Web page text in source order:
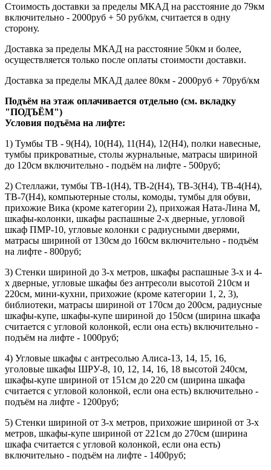
Стоимость доставки за пределы МКАД на расстояние до 79км
включительно - 2000руб + 50 руб/км, считается в одну
сторону.
Доставка за пределы МКАД на расстояние 50км и более,
осуществляется только после оплаты стоимости доставки.
Доставка за пределы МКАД далее 80км - 2000руб + 70руб/км
Подъём на этаж оплачивается отдельно (см. вкладку
"ПОДЪЁМ")
Условия подъёма на лифте:
1) Тумбы ТВ - 9(Н4), 10(Н4), 11(Н4), 12(Н4), полки навесные,
тумбы прикроватные, столы журнальные, матрасы шириной
до 120см включительно - подъём на лифте - 500руб;
2) Стеллажи, тумбы ТВ-1(Н4), ТВ-2(Н4), ТВ-3(Н4), ТВ-4(Н4),
ТВ-7(Н4), компьютерные столы, комоды, тумбы для обуви,
прихожие Вика (кроме категории 2), прихожая Ната-Лина М,
шкафы-колонки, шкафы распашные 2-х дверные, угловой
шкаф ПМР-10, угловые колонки с радиусными дверями,
матрасы шириной от 130см до 160см включительно - подъём
на лифте - 800руб;
3) Стенки шириной до 3-х метров, шкафы распашные 3-х и 4-
х дверные, угловые шкафы без антресоли высотой 210см и
220см, мини-кухни, прихожие (кроме категории 1, 2, 3),
библиотеки, матрасы шириной от 170см до 200см, радиусные
шкафы-купе, шкафы-купе шириной до 150см (ширина шкафа
считается с угловой колонкой, если она есть) включительно -
подъём на лифте - 1000руб;
4) Угловые шкафы с антресолью Алиса-13, 14, 15, 16,
уголовые шкафы ШРУ-8, 10, 12, 14, 16, 18 высотой 240см,
шкафы-купе шириной от 151см до 220 см (ширина шкафа
считается с угловой колонкой, если она есть) включительно -
подъём на лифте - 1200руб;
5) Стенки шириной от 3-х метров, прихожие шириной от 3-х
метров, шкафы-купе шириной от 221см до 270см (ширина
шкафа считается с угловой колонкой, если она есть)
включительно - подъём на лифте - 1400руб;